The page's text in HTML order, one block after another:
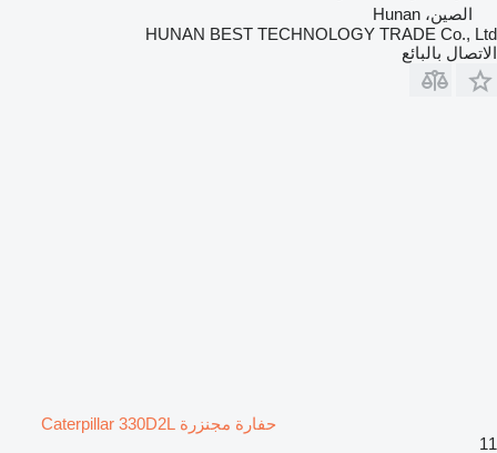
الصين، Hunan
HUNAN BEST TECHNOLOGY TRADE Co., Ltd
الاتصال بالبائع
حفارة مجنزرة Caterpillar 330D2L
11